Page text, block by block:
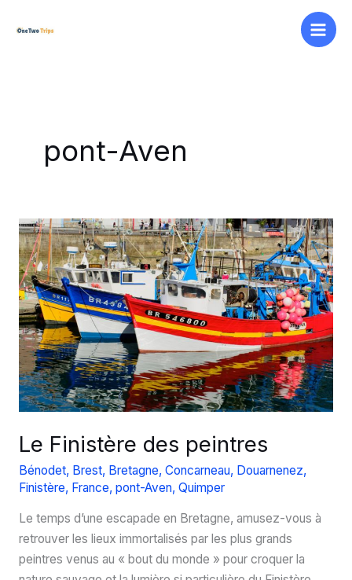
pont-Aven
Le Finistère des peintres
Bénodet, Brest, Bretagne, Concarneau, Douarnenez,
Finistère, France, pont-Aven, Quimper
Le temps d’une escapade en Bretagne, amusez-vous à
retrouver les lieux immortalisés par les plus grands
peintres venus au « bout du monde » pour croquer la